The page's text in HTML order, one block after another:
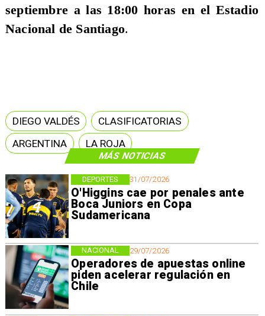
MÁS NOTICIAS
31/07/2026
O'Higgins cae por penales ante
Boca Juniors en Copa
Sudamericana
DEPORTES
29/07/2026
Operadores de apuestas online
piden acelerar regulación en
Chile
NACIONAL
septiembre a las 18:00 horas en el Estadio
Nacional de Santiago.
DIEGO VALDÉS
CLASIFICATORIAS
ARGENTINA
LA ROJA